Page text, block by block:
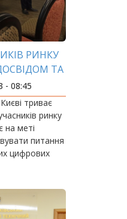
РИНКУ
ТА
- 08:45
триває
ринку
на меті
питання
цифрових
секторі для